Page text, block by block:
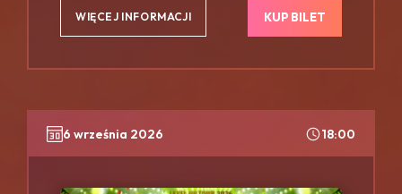
WIĘCEJ INFORMACJI KUP BILET
6 września 2026 18:00